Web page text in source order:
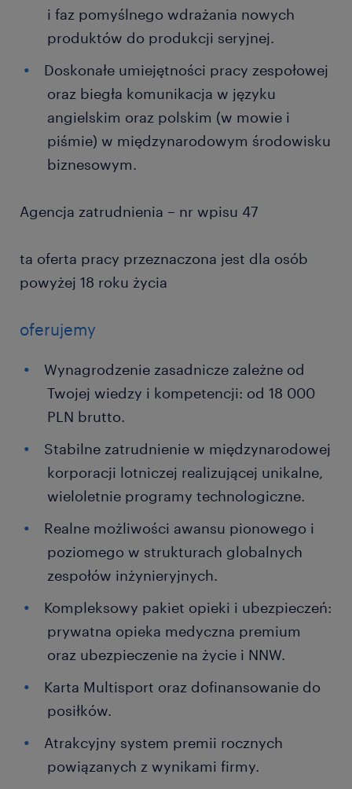
i faz pomyślnego wdrażania nowych
produktów do produkcji seryjnej.
Doskonałe umiejętności pracy zespołowej
oraz biegła komunikacja w języku
angielskim oraz polskim (w mowie i
piśmie) w międzynarodowym środowisku
biznesowym.
Agencja zatrudnienia – nr wpisu 47
ta oferta pracy przeznaczona jest dla osób
powyżej 18 roku życia
oferujemy
Wynagrodzenie zasadnicze zależne od
Twojej wiedzy i kompetencji: od 18 000
PLN brutto.
Stabilne zatrudnienie w międzynarodowej
korporacji lotniczej realizującej unikalne,
wieloletnie programy technologiczne.
Realne możliwości awansu pionowego i
poziomego w strukturach globalnych
zespołów inżynieryjnych.
Kompleksowy pakiet opieki i ubezpieczeń:
prywatna opieka medyczna premium
oraz ubezpieczenie na życie i NNW.
Karta Multisport oraz dofinansowanie do
posiłków.
Atrakcyjny system premii rocznych
powiązanych z wynikami firmy.